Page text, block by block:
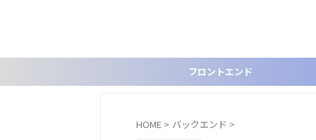
フロントエンド
HOME > バックエンド >